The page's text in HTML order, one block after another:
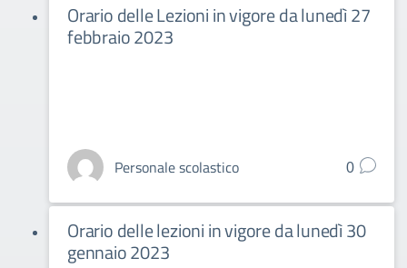
Orario delle Lezioni in vigore da lunedì 27
febbraio 2023
Personale scolastico 0
Orario delle lezioni in vigore da lunedì 30
gennaio 2023